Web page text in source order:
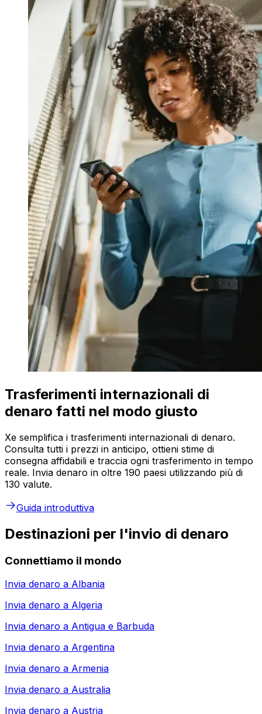
Trasferimenti internazionali di
denaro fatti nel modo giusto
Xe semplifica i trasferimenti internazionali di denaro.
Consulta tutti i prezzi in anticipo, ottieni stime di
consegna affidabili e traccia ogni trasferimento in tempo
reale. Invia denaro in oltre 190 paesi utilizzando più di
130 valute.
Guida introduttiva
Destinazioni per l'invio di denaro
Connettiamo il mondo
Invia denaro a Albania
Invia denaro a Algeria
Invia denaro a Antigua e Barbuda
Invia denaro a Argentina
Invia denaro a Armenia
Invia denaro a Australia
Invia denaro a Austria